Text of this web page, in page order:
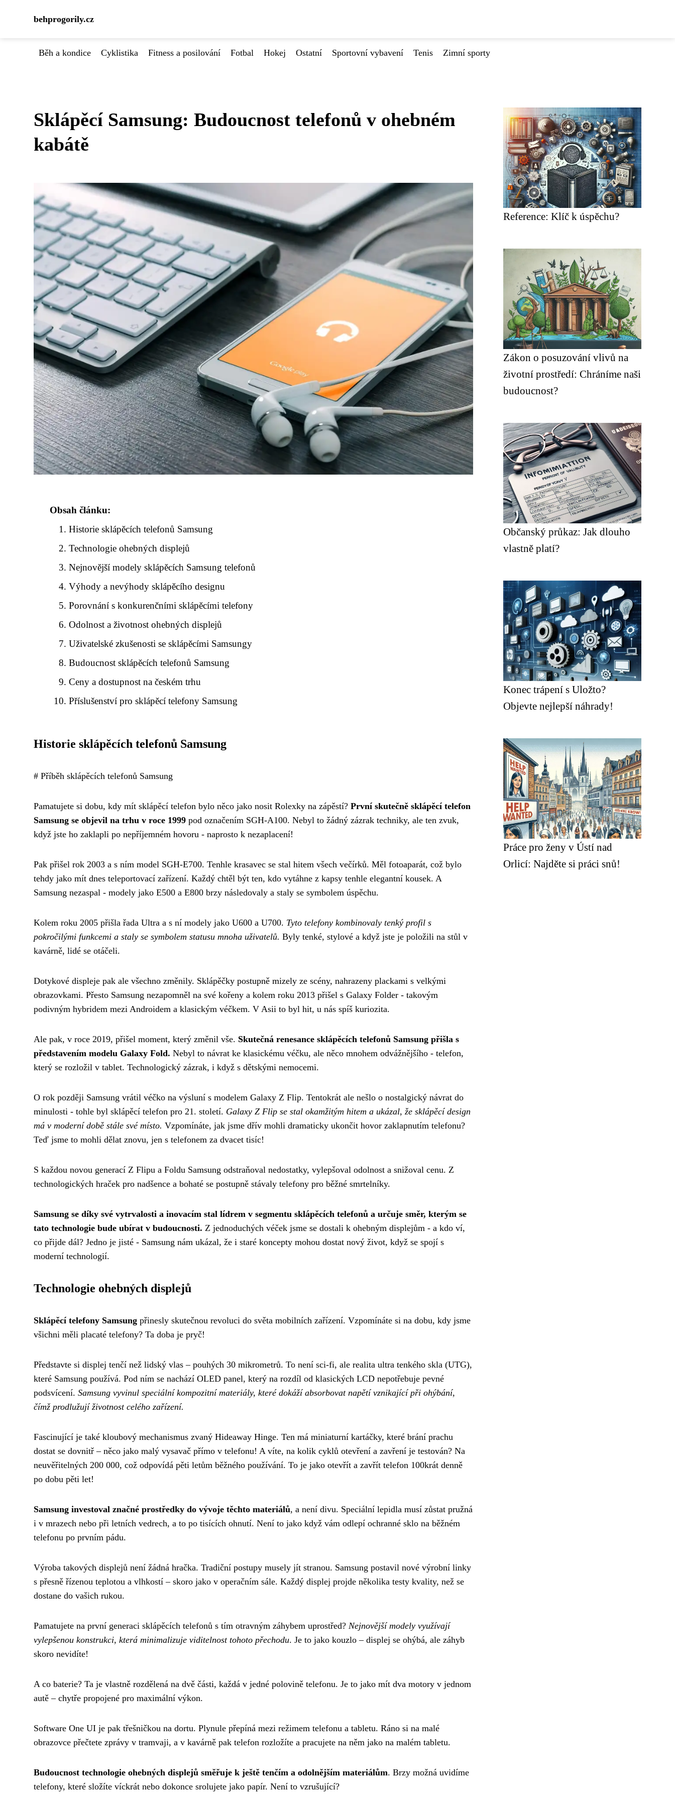
behprogorily.cz
Běh a kondice Cyklistika Fitness a posilování Fotbal Hokej Ostatní Sportovní vybavení Tenis Zimní sporty
Sklápěcí Samsung: Budoucnost telefonů v ohebném
kabátě
Obsah článku:
Historie sklápěcích telefonů Samsung
Technologie ohebných displejů
Nejnovější modely sklápěcích Samsung telefonů
Výhody a nevýhody sklápěcího designu
Porovnání s konkurenčními sklápěcími telefony
Odolnost a životnost ohebných displejů
Uživatelské zkušenosti se sklápěcími Samsungy
Budoucnost sklápěcích telefonů Samsung
Ceny a dostupnost na českém trhu
Příslušenství pro sklápěcí telefony Samsung
Historie sklápěcích telefonů Samsung
# Příběh sklápěcích telefonů Samsung
Pamatujete si dobu, kdy mít sklápěcí telefon bylo něco jako nosit Rolexky na zápěstí? První skutečně sklápěcí telefon
Samsung se objevil na trhu v roce 1999 pod označením SGH-A100. Nebyl to žádný zázrak techniky, ale ten zvuk,
když jste ho zaklapli po nepříjemném hovoru - naprosto k nezaplacení!
Pak přišel rok 2003 a s ním model SGH-E700. Tenhle krasavec se stal hitem všech večírků. Měl fotoaparát, což bylo
tehdy jako mít dnes teleportovací zařízení. Každý chtěl být ten, kdo vytáhne z kapsy tenhle elegantní kousek. A
Samsung nezaspal - modely jako E500 a E800 brzy následovaly a staly se symbolem úspěchu.
Kolem roku 2005 přišla řada Ultra a s ní modely jako U600 a U700. Tyto telefony kombinovaly tenký profil s
pokročilými funkcemi a staly se symbolem statusu mnoha uživatelů. Byly tenké, stylové a když jste je položili na stůl v
kavárně, lidé se otáčeli.
Dotykové displeje pak ale všechno změnily. Sklápěčky postupně mizely ze scény, nahrazeny plackami s velkými
obrazovkami. Přesto Samsung nezapomněl na své kořeny a kolem roku 2013 přišel s Galaxy Folder - takovým
podivným hybridem mezi Androidem a klasickým véčkem. V Asii to byl hit, u nás spíš kuriozita.
Ale pak, v roce 2019, přišel moment, který změnil vše. Skutečná renesance sklápěcích telefonů Samsung přišla s
představením modelu Galaxy Fold. Nebyl to návrat ke klasickému véčku, ale něco mnohem odvážnějšího - telefon,
který se rozložil v tablet. Technologický zázrak, i když s dětskými nemocemi.
O rok později Samsung vrátil véčko na výsluní s modelem Galaxy Z Flip. Tentokrát ale nešlo o nostalgický návrat do
minulosti - tohle byl sklápěcí telefon pro 21. století. Galaxy Z Flip se stal okamžitým hitem a ukázal, že sklápěcí design
má v moderní době stále své místo. Vzpomínáte, jak jsme dřív mohli dramaticky ukončit hovor zaklapnutím telefonu?
Teď jsme to mohli dělat znovu, jen s telefonem za dvacet tisíc!
S každou novou generací Z Flipu a Foldu Samsung odstraňoval nedostatky, vylepšoval odolnost a snižoval cenu. Z
technologických hraček pro nadšence a bohaté se postupně stávaly telefony pro běžné smrtelníky.
Samsung se díky své vytrvalosti a inovacím stal lídrem v segmentu sklápěcích telefonů a určuje směr, kterým se
tato technologie bude ubírat v budoucnosti. Z jednoduchých véček jsme se dostali k ohebným displejům - a kdo ví,
co přijde dál? Jedno je jisté - Samsung nám ukázal, že i staré koncepty mohou dostat nový život, když se spojí s
moderní technologií.
Technologie ohebných displejů
Sklápěcí telefony Samsung přinesly skutečnou revoluci do světa mobilních zařízení. Vzpomínáte si na dobu, kdy jsme
všichni měli placaté telefony? Ta doba je pryč!
Představte si displej tenčí než lidský vlas – pouhých 30 mikrometrů. To není sci-fi, ale realita ultra tenkého skla (UTG),
které Samsung používá. Pod ním se nachází OLED panel, který na rozdíl od klasických LCD nepotřebuje pevné
podsvícení. Samsung vyvinul speciální kompozitní materiály, které dokáží absorbovat napětí vznikající při ohýbání,
čímž prodlužují životnost celého zařízení.
Fascinující je také kloubový mechanismus zvaný Hideaway Hinge. Ten má miniaturní kartáčky, které brání prachu
dostat se dovnitř – něco jako malý vysavač přímo v telefonu! A víte, na kolik cyklů otevření a zavření je testován? Na
neuvěřitelných 200 000, což odpovídá pěti letům běžného používání. To je jako otevřít a zavřít telefon 100krát denně
po dobu pěti let!
Samsung investoval značné prostředky do vývoje těchto materiálů, a není divu. Speciální lepidla musí zůstat pružná
i v mrazech nebo při letních vedrech, a to po tisících ohnutí. Není to jako když vám odlepí ochranné sklo na běžném
telefonu po prvním pádu.
Výroba takových displejů není žádná hračka. Tradiční postupy musely jít stranou. Samsung postavil nové výrobní linky
s přesně řízenou teplotou a vlhkostí – skoro jako v operačním sále. Každý displej projde několika testy kvality, než se
dostane do vašich rukou.
Pamatujete na první generaci sklápěcích telefonů s tím otravným záhybem uprostřed? Nejnovější modely využívají
vylepšenou konstrukci, která minimalizuje viditelnost tohoto přechodu. Je to jako kouzlo – displej se ohýbá, ale záhyb
skoro nevidíte!
A co baterie? Ta je vlastně rozdělená na dvě části, každá v jedné polovině telefonu. Je to jako mít dva motory v jednom
autě – chytře propojené pro maximální výkon.
Software One UI je pak třešničkou na dortu. Plynule přepíná mezi režimem telefonu a tabletu. Ráno si na malé
obrazovce přečtete zprávy v tramvaji, a v kavárně pak telefon rozložíte a pracujete na něm jako na malém tabletu.
Budoucnost technologie ohebných displejů směřuje k ještě tenčím a odolnějším materiálům. Brzy možná uvidíme
telefony, které složíte víckrát nebo dokonce srolujete jako papír. Není to vzrušující?
Reference: Klíč k úspěchu?
Zákon o posuzování vlivů na
životní prostředí: Chráníme naši
budoucnost?
Občanský průkaz: Jak dlouho
vlastně platí?
Konec trápení s Uložto?
Objevte nejlepší náhrady!
Práce pro ženy v Ústí nad
Orlicí: Najděte si práci snů!